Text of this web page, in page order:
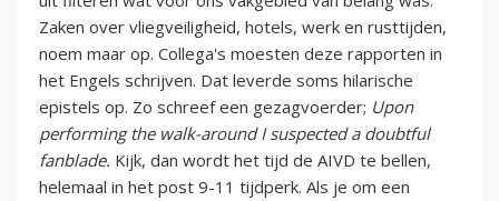
Zaken over vliegveiligheid, hotels, werk en rusttijden,
noem maar op. Collega's moesten deze rapporten in
het Engels schrijven. Dat leverde soms hilarische
epistels op. Zo schreef een gezagvoerder; Upon
performing the walk-around I suspected a doubtful
fanblade. Kijk, dan wordt het tijd de AIVD te bellen,
helemaal in het post 9-11 tijdperk. Als je om een